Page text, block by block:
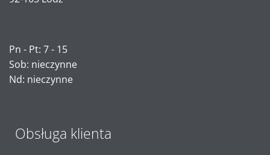
Pn - Pt: 7 - 15
Sob: nieczynne
Nd: nieczynne
Obsługa klienta